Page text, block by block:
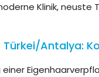
Klinik,
Antalya: